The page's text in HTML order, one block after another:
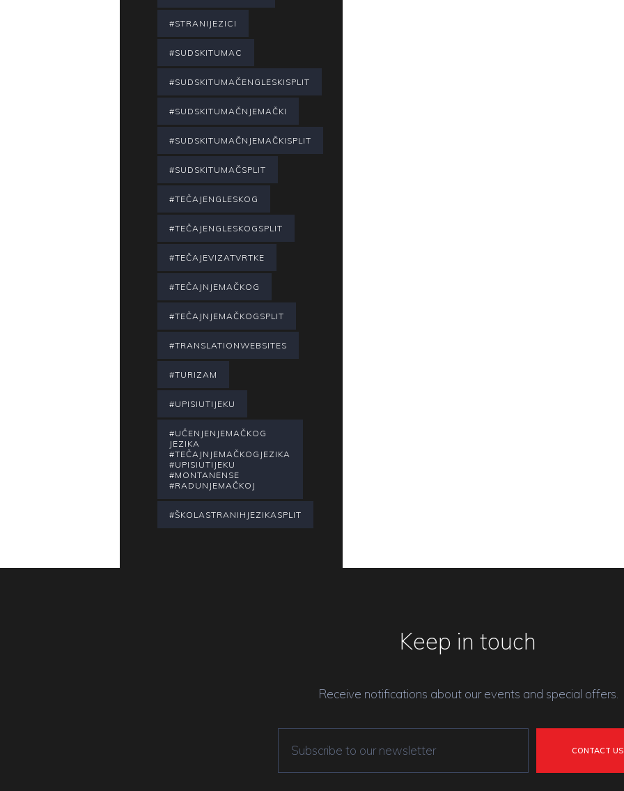
#STRANIJEZICI
#SUDSKITUMAC
#SUDSKITUMAČENGLESKISPLIT
#SUDSKITUMAČNJEMAČKI
#SUDSKITUMAČNJEMAČKISPLIT
#SUDSKITUMAČSPLIT
#TEČAJENGLESKOG
#TEČAJENGLESKOGSPLIT
#TEČAJEVIZATVRTKE
#TEČAJNJEMAČKOG
#TEČAJNJEMAČKOGSPLIT
#TRANSLATIONWEBSITES
#TURIZAM
#UPISIUTIJEKU
#UČENJENJEMAČKOG
JEZIKA
#TEČAJNJEMAČKOGJEZIKA
#UPISIUTIJEKU
#MONTANENSE
#RADUNJEMAČKOJ
#ŠKOLASTRANIHJEZIKASPLIT
Keep in touch
Receive notifications about our events and special offers.